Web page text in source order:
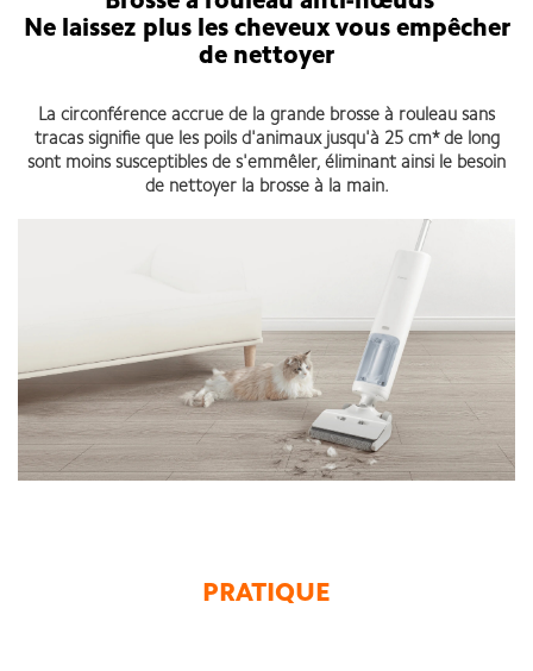
Ne laissez plus les cheveux vous empêcher
de nettoyer
La circonférence accrue de la grande brosse à rouleau sans
tracas signifie que les poils d'animaux jusqu'à 25 cm* de long
sont moins susceptibles de s'emmêler, éliminant ainsi le besoin
de nettoyer la brosse à la main.
PRATIQUE